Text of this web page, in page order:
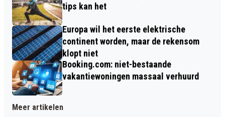
tips kan het
Europa wil het eerste elektrische
continent worden, maar de rekensom
klopt niet
Booking.com: niet-bestaande
vakantiewoningen massaal verhuurd
Meer artikelen